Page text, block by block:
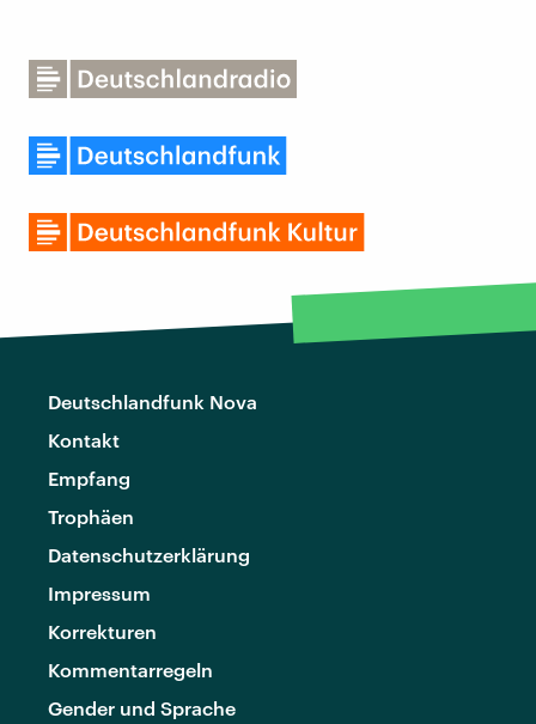
Deutschlandfunk Nova
Kontakt
Empfang
Trophäen
Datenschutzerklärung
Impressum
Korrekturen
Kommentarregeln
Gender und Sprache